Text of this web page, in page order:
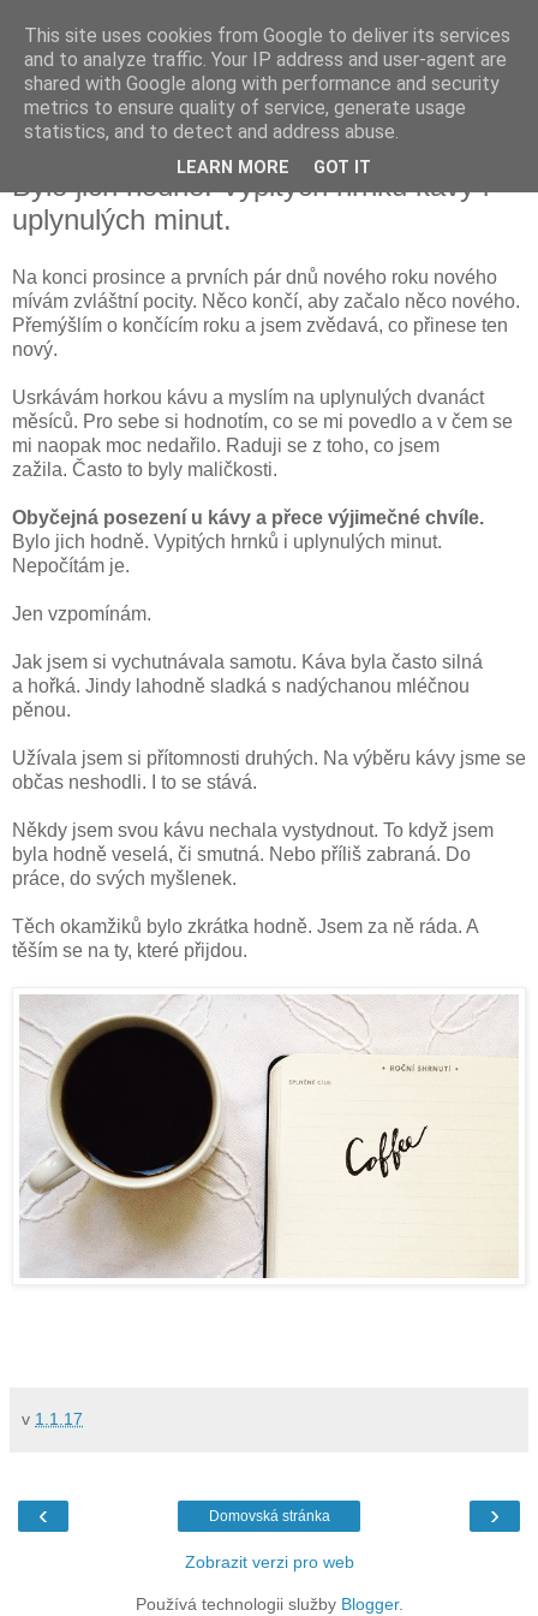
KAFE STORY
Blog a kávě a inspiraci.
Bylo jich hodně. Vypitých hrnků kávy i
uplynulých minut.
Na konci prosince a prvních pár dnů nového roku nového
mívám zvláštní pocity. Něco končí, aby začalo něco nového.
Přemýšlím o končícím roku a jsem zvědavá, co přinese ten
nový.
Usrkávám horkou kávu a myslím na uplynulých dvanáct
měsíců. Pro sebe si hodnotím, co se mi povedlo a v čem se
mi naopak moc nedařilo. Raduji se z toho, co jsem
zažila. Často to byly maličkosti.
Obyčejná posezení u kávy a přece výjimečné chvíle.
Bylo jich hodně. Vypitých hrnků i uplynulých minut.
Nepočítám je.
Jen vzpomínám.
Jak jsem si vychutnávala samotu. Káva byla často silná
a hořká. Jindy lahodně sladká s nadýchanou mléčnou
pěnou.
Užívala jsem si přítomnosti druhých. Na výběru kávy jsme se
občas neshodli. I to se stává.
Někdy jsem svou kávu nechala vystydnout. To když jsem
byla hodně veselá, či smutná. Nebo příliš zabraná. Do
práce, do svých myšlenek.
Těch okamžiků bylo zkrátka hodně. Jsem za ně ráda. A
těším se na ty, které přijdou.
v 1.1.17
‹ ›
Domovská stránka
Zobrazit verzi pro web
Používá technologii služby Blogger.
This site uses cookies from Google to deliver its services
and to analyze traffic. Your IP address and user-agent are
shared with Google along with performance and security
metrics to ensure quality of service, generate usage
statistics, and to detect and address abuse.
LEARN MORE GOT IT